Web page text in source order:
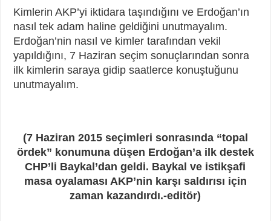
Kimlerin AKP’yi iktidara taşındığını ve Erdoğan’ın
nasıl tek adam haline geldiğini unutmayalım.
Erdoğan’nin nasıl ve kimler tarafından vekil
yapıldığını, 7 Haziran seçim sonuçlarından sonra
ilk kimlerin saraya gidip saatlerce konuştuğunu
unutmayalım.
(7 Haziran 2015 seçimleri sonrasında “topal
ördek” konumuna düşen Erdoğan’a ilk destek
CHP’li Baykal’dan geldi. Baykal ve istikşafi
masa oyalaması AKP’nin karşı saldırısı için
zaman kazandırdı.-editör)